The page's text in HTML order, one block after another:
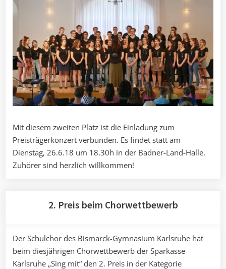
Mit diesem zweiten Platz ist die Einladung zum
Preisträgerkonzert verbunden. Es findet statt am
Dienstag, 26.6.18 um 18.30h in der Badner-Land-Halle.
Zuhörer sind herzlich willkommen!
2. Preis beim Chorwettbewerb
Der Schulchor des Bismarck-Gymnasium Karlsruhe hat
beim diesjährigen Chorwettbewerb der Sparkasse
Karlsruhe „Sing mit“ den 2. Preis in der Kategorie